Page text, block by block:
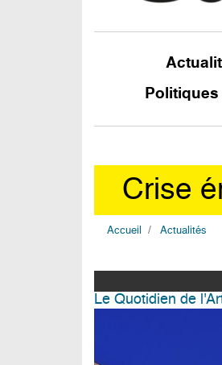
Crise
Accueil Actualités
Le Quotidien de